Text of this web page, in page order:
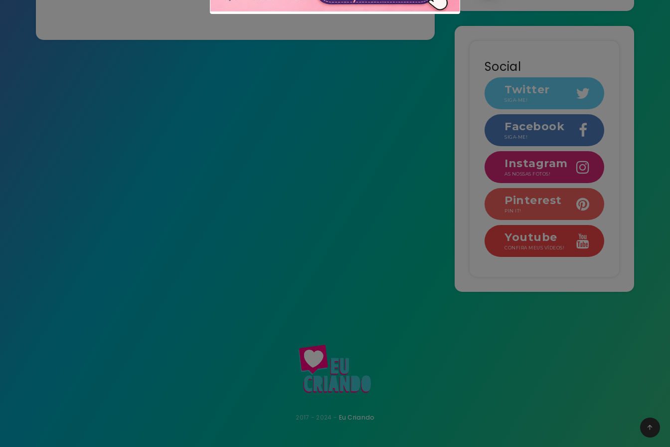
Social
Twitter
SIGA-ME!
Facebook
SIGA-ME!
Instagram
AS NOSSAS FOTOS!
Pinterest
PIN IT!
Youtube
CONFIRA MEUS VÍDEOS!
2017 - 2024 - Eu Criando